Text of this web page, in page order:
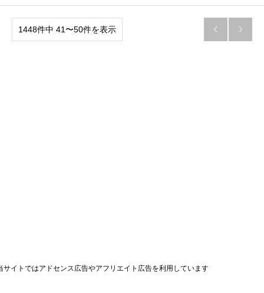
1448件中 41〜50件を表示  
サイトではアドセンス広告やアフリエイト広告を利用しています